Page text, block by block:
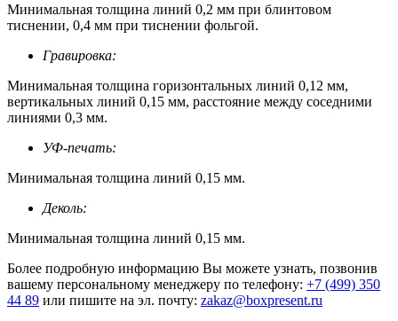
Минимальная толщина линий 0,2 мм при блинтовом
тиснении, 0,4 мм при тиснении фольгой.
Гравировка:
Минимальная толщина горизонтальных линий 0,12 мм,
вертикальных линий 0,15 мм, расстояние между соседними
линиями 0,3 мм.
УФ-печать:
Минимальная толщина линий 0,15 мм.
Деколь:
Минимальная толщина линий 0,15 мм.
Более подробную информацию Вы можете узнать, позвонив
вашему персональному менеджеру по телефону: +7 (499) 350
44 89 или пишите на эл. почту: zakaz@boxpresent.ru